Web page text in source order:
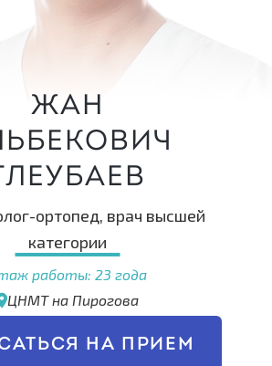
Жан
ортопед, врач высшей
категории
работы: 23 года
ЦНМТ на Пирогова
НА ПРИЕМ